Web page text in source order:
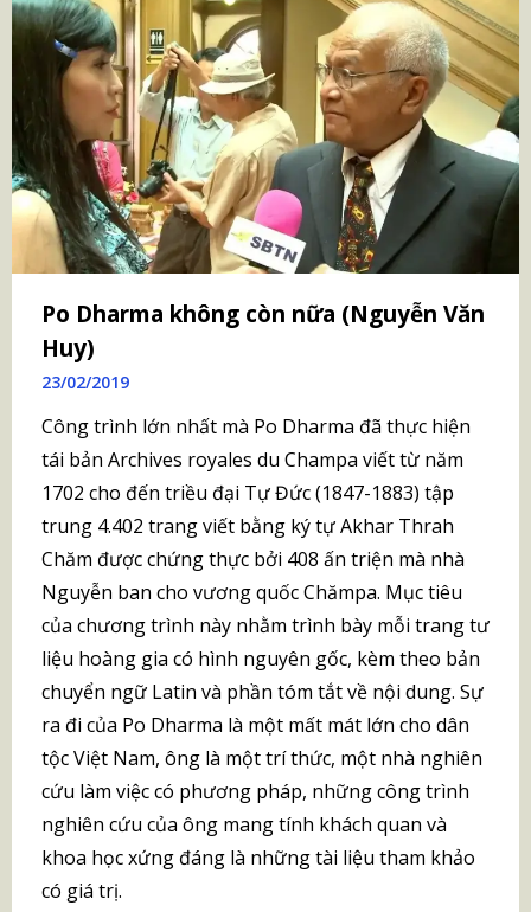
Po Dharma không còn nữa (Nguyễn Văn
Huy)
23/02/2019
Công trình lớn nhất mà Po Dharma đã thực hiện
tái bản Archives royales du Champa viết từ năm
1702 cho đến triều đại Tự Đức (1847-1883) tập
trung 4.402 trang viết bằng ký tự Akhar Thrah
Chăm được chứng thực bởi 408 ấn triện mà nhà
Nguyễn ban cho vương quốc Chămpa. Mục tiêu
của chương trình này nhằm trình bày mỗi trang tư
liệu hoàng gia có hình nguyên gốc, kèm theo bản
chuyển ngữ Latin và phần tóm tắt về nội dung. Sự
ra đi của Po Dharma là một mất mát lớn cho dân
tộc Việt Nam, ông là một trí thức, một nhà nghiên
cứu làm việc có phương pháp, những công trình
nghiên cứu của ông mang tính khách quan và
khoa học xứng đáng là những tài liệu tham khảo
có giá trị.